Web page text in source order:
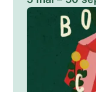
profondes en
carottage de
des métaux
mécanique de
image de